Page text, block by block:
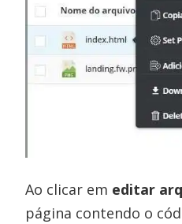
Ao clicar em editar
página contendo o